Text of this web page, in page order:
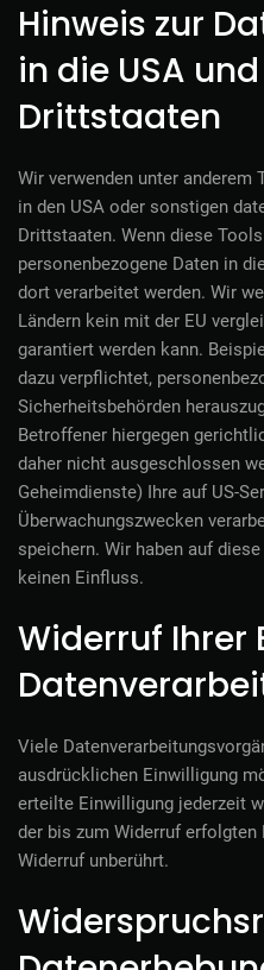
Hinweis zur
in die USA
Drittstaaten
Wir verwenden unter
in den USA oder sonstigen
Drittstaaten. Wenn diese
personenbezogene Daten in
dort verarbeitet werden. Wir
Ländern kein mit der EU
garantiert werden kann.
dazu verpflichtet,
Sicherheitsbehörden
Betroffener hiergegen
daher nicht ausgeschlossen
Geheimdienste) Ihre auf US-
Überwachungszwecken
speichern. Wir haben auf
keinen Einfluss.
Widerruf Ihrer
Viele
ausdrücklichen Einwilligung
erteilte Einwilligung jederzeit
der bis zum Widerruf
Widerruf unberührt.